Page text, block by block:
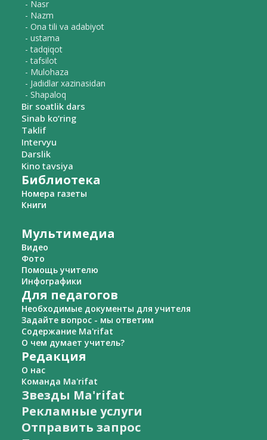
- Nasr
- Nazm
- Ona tili va adabiyot
- ustama
- tadqiqot
- tafsilot
- Mulohaza
- Jadidlar xazinasidan
- Shapaloq
Bir soatlik dars
Sinab ko‘ring
Taklif
Intervyu
Darslik
Kino tavsiya
Библиотека
Номера газеты
Книги
Мультимедиа
Видео
Фото
Помощь учителю
Инфографики
Для педагогов
Необходимые документы для учителя
Задайте вопрос - мы ответим
Содержание Ma'rifat
О чем думает учитель?
Редакция
О нас
Команда Ma'rifat
Звезды Ma'rifat
Рекламные услуги
Отправить запрос